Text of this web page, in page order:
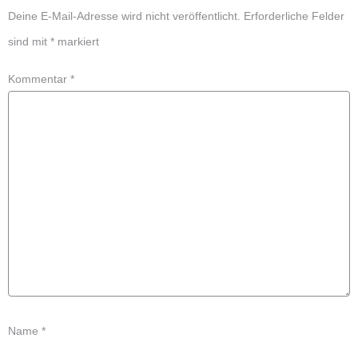
Deine E-Mail-Adresse wird nicht veröffentlicht. Erforderliche Felder
sind mit * markiert
Kommentar *
Name *